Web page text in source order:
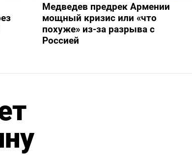
Медведев предрек Армении
мощный кризис или «что
похуже» из-за разрыва с
Россией